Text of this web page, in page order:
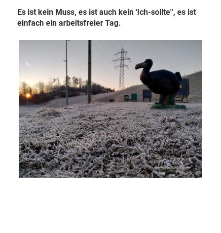
Es ist kein Muss, es ist auch kein 'Ich-sollte'', es ist
einfach ein arbeitsfreier Tag.